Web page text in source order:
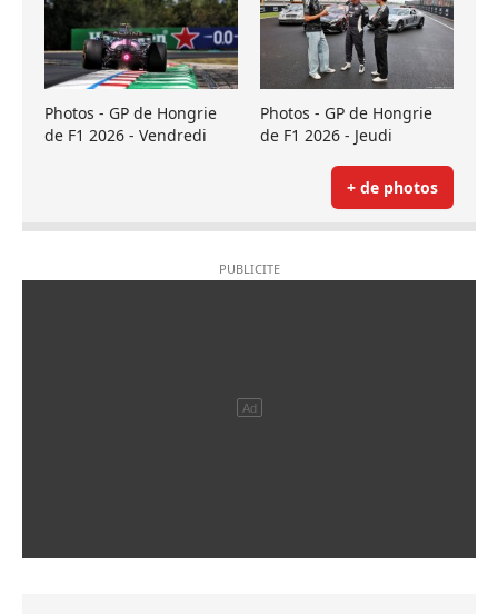
Photos - GP de Hongrie
de F1 2026 - Vendredi
Photos - GP de Hongrie
de F1 2026 - Jeudi
+ de photos